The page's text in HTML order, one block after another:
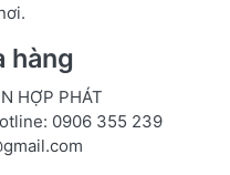
hàng
HỢP PHÁT
0906 355 239